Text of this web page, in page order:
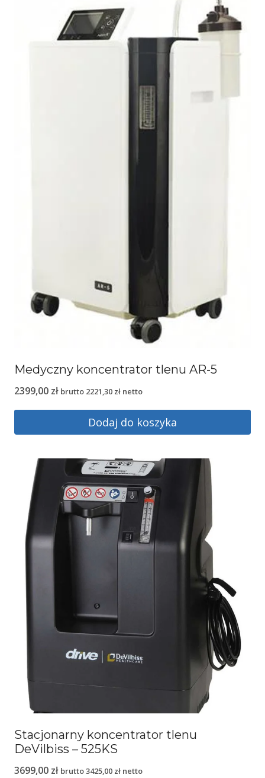
Medyczny koncentrator tlenu AR-5
2399,00 zł brutto 2221,30 zł netto
Dodaj do koszyka
Stacjonarny koncentrator tlenu
DeVilbiss – 525KS
3699,00 zł brutto3425,00 zł netto